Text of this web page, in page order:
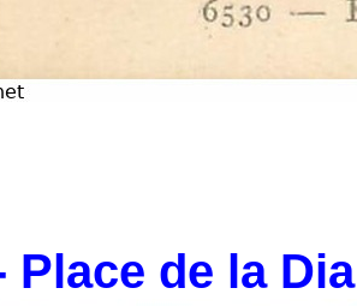
Place de la